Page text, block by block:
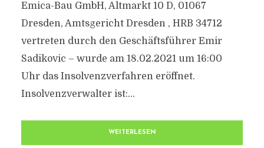
Emica-Bau GmbH, Altmarkt 10 D, 01067
Dresden, Amtsgericht Dresden , HRB 34712
vertreten durch den Geschäftsführer Emir
Sadikovic – wurde am 18.02.2021 um 16:00
Uhr das Insolvenzverfahren eröffnet.
Insolvenzverwalter ist:...
WEITERLESEN